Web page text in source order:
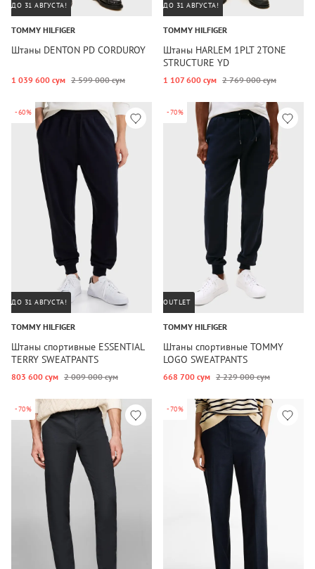
ДО 31 АВГУСТА!
TOMMY HILFIGER
Штаны DENTON PD CORDUROY
1 039 600 сум 2 599 000 сум
ДО 31 АВГУСТА!
TOMMY HILFIGER
Штаны HARLEM 1PLT 2TONE
STRUCTURE YD
1 107 600 сум 2 769 000 сум
-60%
ДО 31 АВГУСТА!
TOMMY HILFIGER
Штаны спортивные ESSENTIAL
TERRY SWEATPANTS
803 600 сум 2 009 000 сум
-70%
OUTLET
TOMMY HILFIGER
Штаны спортивные TOMMY
LOGO SWEATPANTS
668 700 сум 2 229 000 сум
-70% -70%